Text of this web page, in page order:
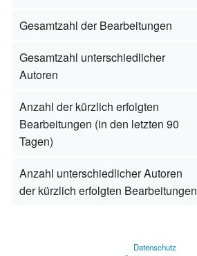
Gesamtzahl der Bearbeitungen
Gesamtzahl unterschiedlicher
Autoren
Anzahl der kürzlich erfolgten
Bearbeitungen (in den letzten 90
Tagen)
Anzahl unterschiedlicher Autoren
der kürzlich erfolgten Bearbeitungen
Datenschutz